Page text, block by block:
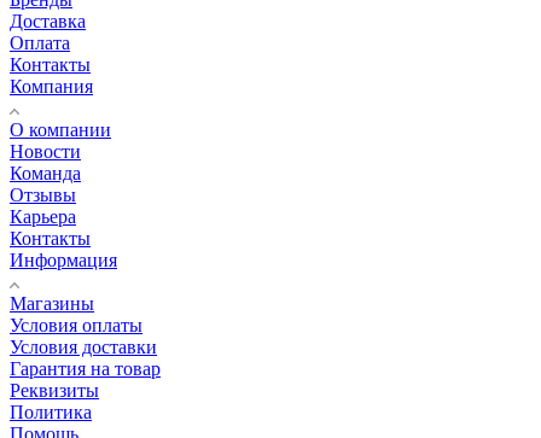
Доставка
Оплата
Контакты
Компания
О компании
Новости
Команда
Отзывы
Карьера
Контакты
Информация
Магазины
Условия оплаты
Условия доставки
Гарантия на товар
Реквизиты
Политика
Помощь